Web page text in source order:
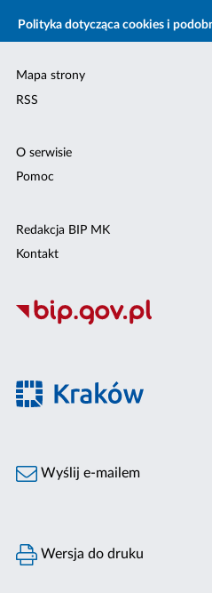
Polityka dotycząca cookies i
Mapa strony
RSS
O serwisie
Pomoc
Redakcja BIP MK
Kontakt
Wyślij e-mailem
Wersja do druku